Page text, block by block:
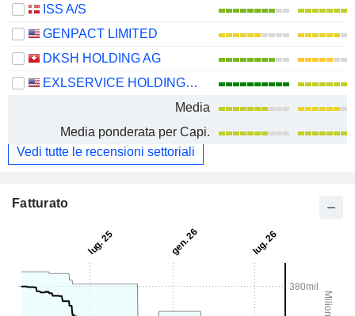
ISS A/S
GENPACT LIMITED
DKSH HOLDING AG
EXLSERVICE HOLDINGS, INC.
Media
Media ponderata per Capi.
Vedi tutte le recensioni settoriali
Fatturato